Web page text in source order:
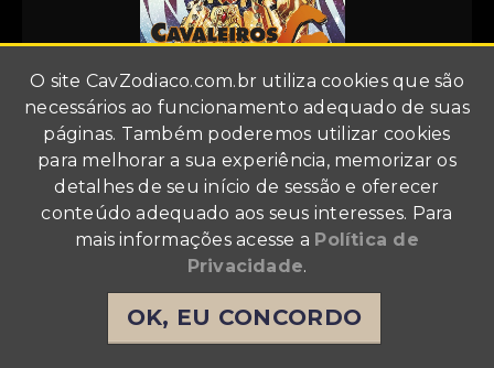
Os Cavaleiros do
Zodíaco: Episódio G
#20
O último volume desta saga!
Publicação -> Mangá
R$ 13,90
1anúncio com o produto novo
O site CavZodiaco.com.br utiliza cookies que são
necessários ao funcionamento adequado de suas
páginas. Também poderemos utilizar cookies
para melhorar a sua experiência, memorizar os
detalhes de seu início de sessão e oferecer
conteúdo adequado aos seus interesses. Para
mais informações acesse a Política de
Privacidade.
OK, EU CONCORDO